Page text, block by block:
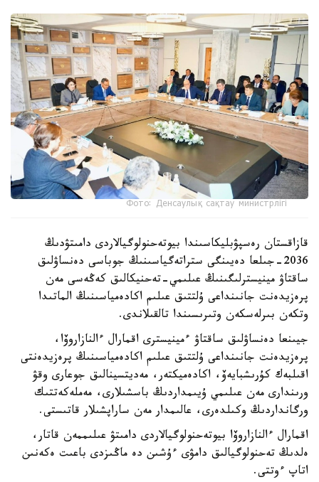
Фото: Денсаулық сақтау министрлігі
قازاقستان رەسپۋبليكاسىندا بيوتەحنولوگيالاردى دامىتۋدىڭ
2036-جىلعا دەيىنگى ستراتەگياسىنىڭ جوباسى دەنساۋلىق
ساقتاۋ مينيسترلىگىنىڭ عىلىمي-تەحنيكالىق كەڭەسى مەن
پرەزيدەنت جانىنداعى ۇلتتىق عىلىم اكادەمياسىنىڭ الماتىدا
وتكەن بىرلەسكەن وتىرىسىندا تالقىلاندى.
جيىنعا دەنساۋلىق ساقتاۋ ءمينيسترى اقمارال ءالنازاروۆا،
پرەزيدەنت جانىنداعى ۇلتتىق عىلىم اكادەمياسىنىڭ پرەزيدەنتى
اقىلبەك كۇرىشبايەۆ، اكادەميكتەر، مەديتسينالىق جوعارى وقۋ
ورىندارى مەن عىلىمي ۇيىمداردىڭ باسشىلارى، مەملەكەتتىك
ورگانداردىڭ وكىلدەرى، عالىمدار مەن ساراپشىلار قاتىستى.
اقمارال ءالنازاروۆا بيوتەحنولوگيالاردى دامىتۋ عىلىممەن قاتار،
ەلدىڭ تەحنولوگيالىق دامۋى ءۇشىن دە ماڭىزدى باعىت ەكەنىن
اتاپ ءوتتى.